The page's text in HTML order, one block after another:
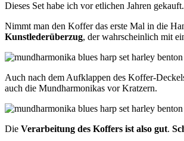
Dieses Set habe ich vor etlichen Jahren
Nimmt man den Koffer das erste Mal in die
Kunstlederüberzug, der wahrscheinlich mit
Auch nach dem Aufklappen des Koffer-
auch die Mundharmonikas vor Kratzern.
Die Verarbeitung des Koffers ist also gut.